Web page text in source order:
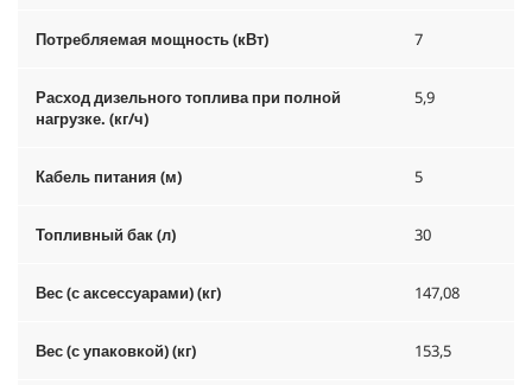
Потребляемая мощность (кВт) 7
Расход дизельного топлива при полной
нагрузке. (кг/ч)
5,9
Кабель питания (м) 5
Топливный бак (л) 30
Вес (с аксессуарами) (кг) 147,08
Вес (с упаковкой) (кг) 153,5